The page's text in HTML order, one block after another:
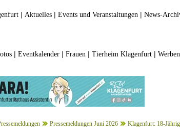
| Aktuelles| Events und Veranstaltungen | News-
| Eventkalender| Frauen | Tierheim Klagenfurt| Werben
Pressemeldungen Juni 2026 Klagenfurt: 18-